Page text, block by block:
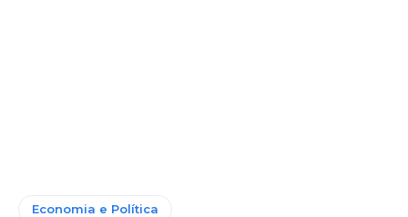
Economia e Política